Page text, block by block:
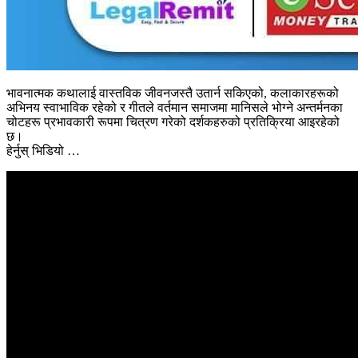
भावनात्मक कथालाई वास्तविक जीवनजस्तै उतार्न सकिएको, कलाकारहरूको
अभिनय स्वाभाविक रहेको र गीतले वर्तमान समाजमा मानिसले भोग्ने अन्तर्मनका
चोटहरू प्रभावकारी रूपमा चित्रण गरेको दर्शकहरुको प्रतिक्रिया आइरहेको
छ।
हेर्नुस् भिडियो …